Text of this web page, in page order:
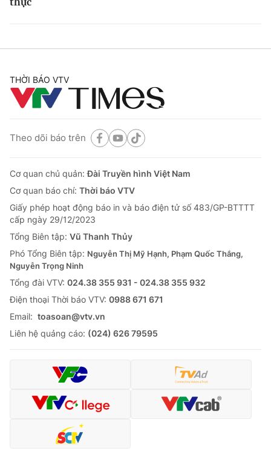
THỜI BÁO VTV
Theo dõi báo trên
Cơ quan chủ quản:Đài Truyền hình Việt Nam
Cơ quan báo chí: Thời báo VTV
Giấy phép hoạt động báo in và báo điện tử số 483/GP-BTTTT
cấp ngày 29/12/2023
Tổng Biên tập: Vũ Thanh Thủy
Phó Tổng Biên tập: Nguyễn Thị Mỹ Hạnh, Phạm Quốc Thắng,
Nguyễn Trọng Ninh
Tổng đài VTV: 024.38 355 931 - 024.38 355 932
Ðiện thoại Thời báo VTV: 0988 671 671
Email: toasoan@vtv.vn
Liên hệ quảng cáo: (024) 626 79595